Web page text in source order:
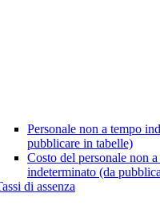
Personale non a tempo
pubblicare in tabelle)
Costo del personale non
indeterminato (da
di assenza